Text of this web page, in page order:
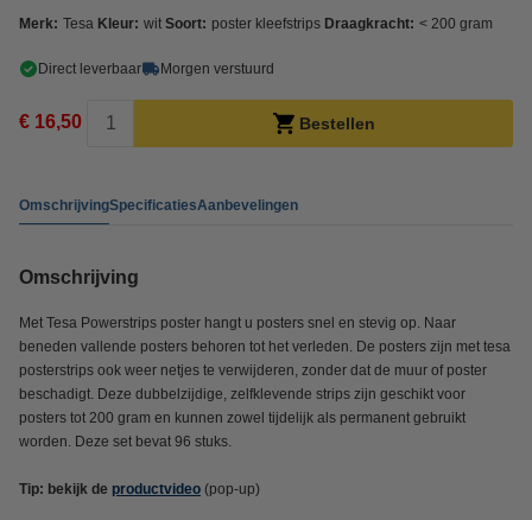
Merk: Tesa Kleur: wit Soort: poster kleefstrips Draagkracht: < 200 gram
Direct leverbaar Morgen verstuurd
€ 16,50 Bestellen
OmschrijvingSpecificatiesAanbevelingen
Omschrijving
Met Tesa Powerstrips poster hangt u posters snel en stevig op. Naar
beneden vallende posters behoren tot het verleden. De posters zijn met tesa
posterstrips ook weer netjes te verwijderen, zonder dat de muur of poster
beschadigt. Deze dubbelzijdige, zelfklevende strips zijn geschikt voor
posters tot 200 gram en kunnen zowel tijdelijk als permanent gebruikt
worden. Deze set bevat 96 stuks.
Tip: bekijk de productvideo (pop-up)